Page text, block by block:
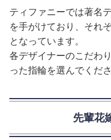
ティファニーでは著名
を手がけており、それ
となっています。
各デザイナーのこだわ
った指輪を選んでくださ
先輩花